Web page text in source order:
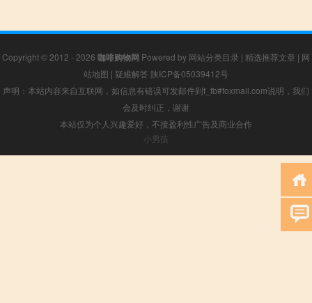
Copyright © 2012 - 2026 咖啡购物网 Powered by 网站分类目录 | 精选推荐文章 | 网
站地图 | 疑难解答 陕ICP备05039412号
声明：本站内容来自互联网，如信息有错误可发邮件到f_fb#foxmail.com说明，我们
会及时纠正，谢谢
本站仅为个人兴趣爱好，不接盈利性广告及商业合作
小男孩